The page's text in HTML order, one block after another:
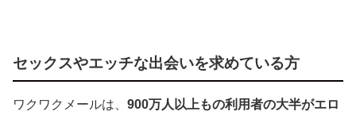
セックスやエッチな出会いを求めている方
ワクワクメールは、 900万人以上もの利用者の大半がエロ